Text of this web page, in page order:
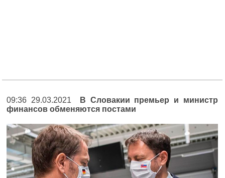
09:36 29.03.2021
В Словакии премьер и министр
финансов обменяются постами